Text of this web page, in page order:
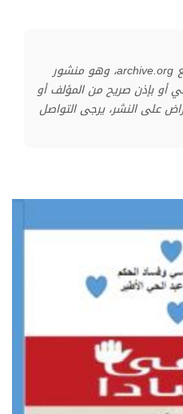
تم جلب هذا الكتاب من موقع archive.org، وهو منشور
أو بإذن صريح من المؤلف أو
على النشر، يرجى التواصل